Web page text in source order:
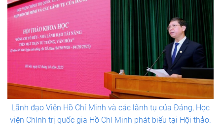
Lãnh đạo Viện Hồ Chí Minh và các lãnh tụ của Đảng, Học
viện Chính trị quốc gia Hồ Chí Minh phát biểu tại Hội thảo.